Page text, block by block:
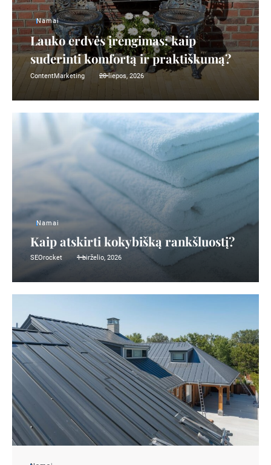
Namai
Lauko erdvės įrengimas: kaip
suderinti komfortą ir praktiškumą?
ContentMarketing 20 liepos, 2026
Namai
Kaip atskirti kokybišką rankšluostį?
SEOrocket 1 birželio, 2026